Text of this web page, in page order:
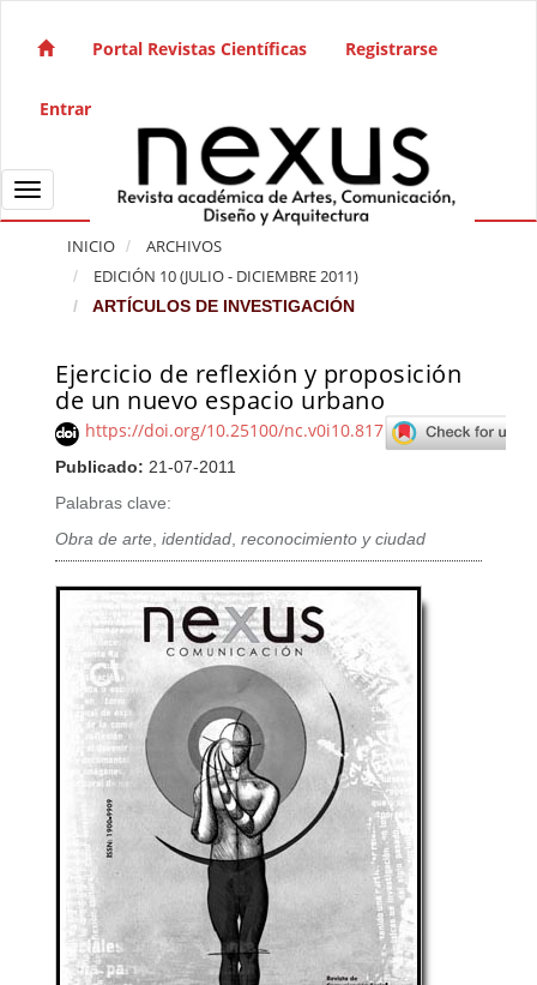
Navegación principal
Barra lateral
Portal Revistas Científicas Registrarse
Entrar
Toggle navigation
INICIO
ARCHIVOS
EDICIÓN 10 (JULIO - DICIEMBRE 2011)
ARTÍCULOS DE INVESTIGACIÓN
Ejercicio de reflexión y proposición
de un nuevo espacio urbano
https://doi.org/10.25100/nc.v0i10.817
Publicado: 21-07-2011
Palabras clave:
Obra de arte,identidad,reconocimiento y ciudad
Barra lateral del artículo